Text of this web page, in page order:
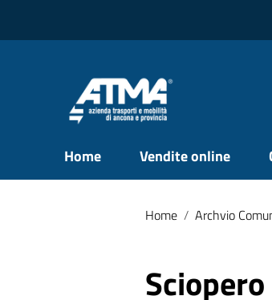
Home Vendite online
Home / Archvio